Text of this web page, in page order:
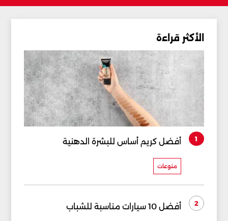
الأكثر قراءة
1 أفضل كريم أساس للبشرة الدهنية
منوعات
2 أفضل 10 سيارات مناسبة للشباب